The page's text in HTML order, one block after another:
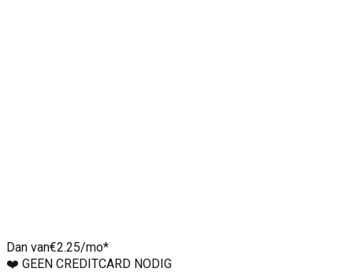
Dan van€2.25/mo*
❤️ GEEN CREDITCARD NODIG